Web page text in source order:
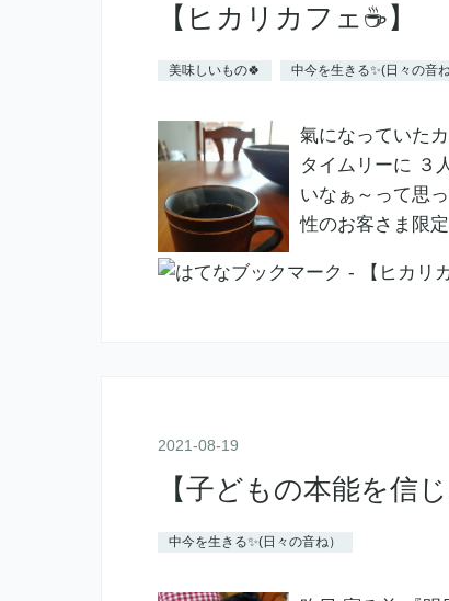
【ヒカリカフェ☕】
美味しいもの🍀 中今を生きる✨(日々の音ね
氣になっていた
タイムリーに ３
いなぁ～って思
性のお客さま限
2021-08-19
【子どもの本能を信じ
中今を生きる✨(日々の音ね）